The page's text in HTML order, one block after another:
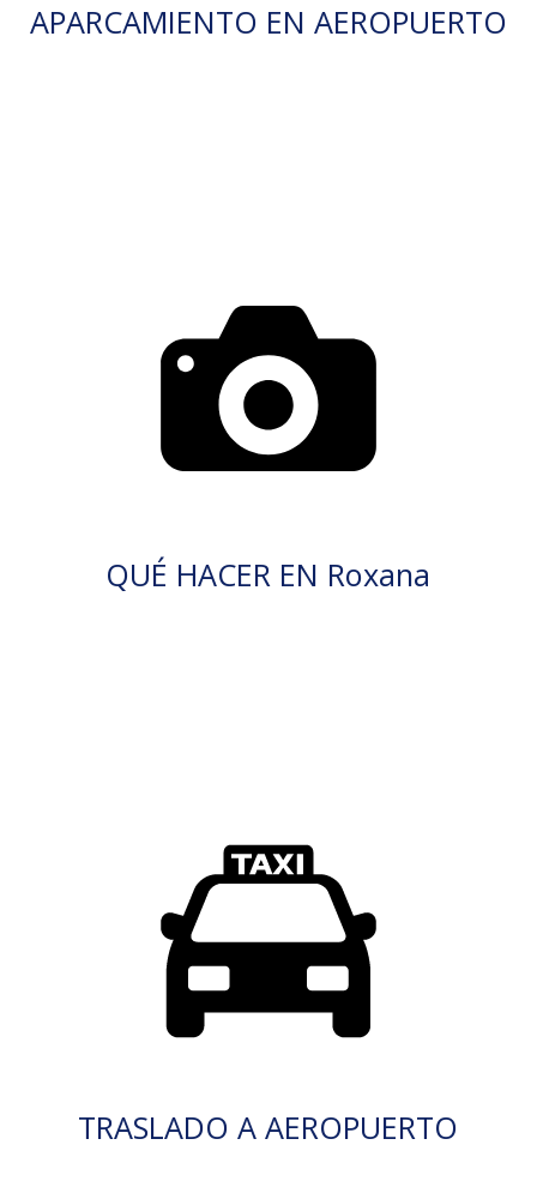
APARCAMIENTO EN AEROPUERTO
QUÉ HACER EN Roxana
TRASLADO A AEROPUERTO